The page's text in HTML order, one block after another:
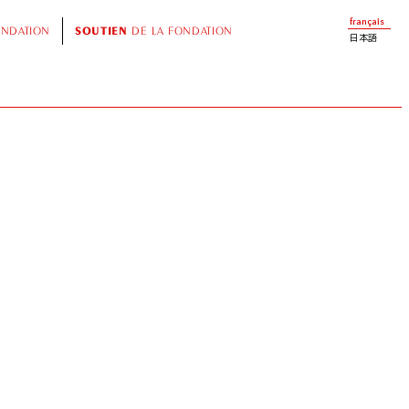
SOUTIEN DE LA FONDATION
français
日本語